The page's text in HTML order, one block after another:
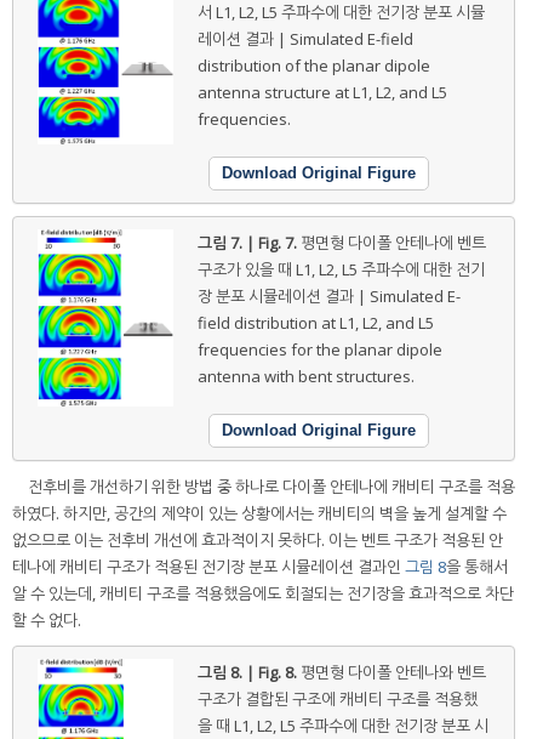
서 L1, L2, L5 주파수에 대한 전기장 분포 시뮬
레이션 결과 | Simulated E-field
distribution of the planar dipole
antenna structure at L1, L2, and L5
frequencies.
Download Original Figure
그림 7. | Fig. 7. 평면형 다이폴 안테나에 벤트
구조가 있을 때 L1, L2, L5 주파수에 대한 전기
장 분포 시뮬레이션 결과 | Simulated E-
field distribution at L1, L2, and L5
frequencies for the planar dipole
antenna with bent structures.
Download Original Figure
전후비를 개선하기 위한 방법 중 하나로 다이폴 안테나에 캐비티 구조를 적용
하였다. 하지만, 공간의 제약이 있는 상황에서는 캐비티의 벽을 높게 설계할 수
없으므로 이는 전후비 개선에 효과적이지 못하다. 이는 벤트 구조가 적용된 안
테나에 캐비티 구조가 적용된 전기장 분포 시뮬레이션 결과인 그림 8을 통해서
알 수 있는데, 캐비티 구조를 적용했음에도 회절되는 전기장을 효과적으로 차단
할 수 없다.
그림 8. | Fig. 8. 평면형 다이폴 안테나와 벤트
구조가 결합된 구조에 캐비티 구조를 적용했
을 때 L1, L2, L5 주파수에 대한 전기장 분포 시